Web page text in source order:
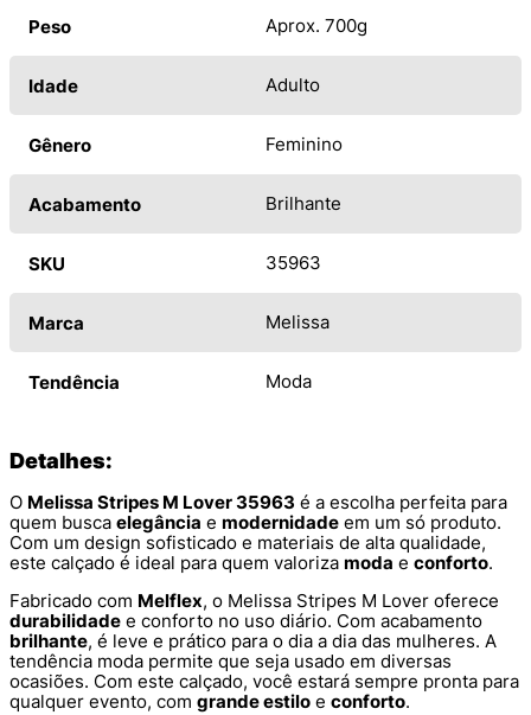
Peso Aprox. 700g
Idade Adulto
Gênero Feminino
Acabamento Brilhante
SKU 35963
Marca Melissa
Tendência Moda
Detalhes:
O Melissa Stripes M Lover 35963 é a escolha perfeita para
quem busca elegância e modernidade em um só produto.
Com um design sofisticado e materiais de alta qualidade,
este calçado é ideal para quem valoriza moda e conforto.
Fabricado com Melflex, o Melissa Stripes M Lover oferece
durabilidade e conforto no uso diário. Com acabamento
brilhante, é leve e prático para o dia a dia das mulheres. A
tendência moda permite que seja usado em diversas
ocasiões. Com este calçado, você estará sempre pronta para
qualquer evento, com grande estilo e conforto.